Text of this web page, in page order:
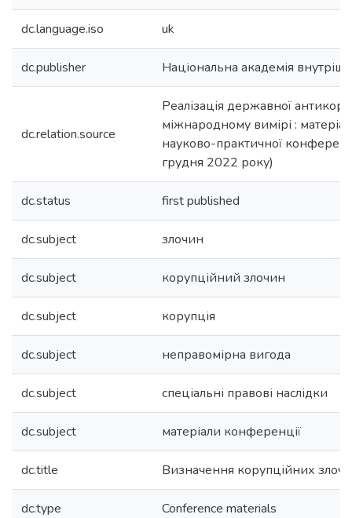
dc.language.iso uk
dc.publisher Національна академія
dc.relation.source
Реалізація державної
міжнародному вимірі :
науково-практичної
грудня 2022 року)
dc.status first published
dc.subject злочин
dc.subject корупційний злочин
dc.subject корупція
dc.subject неправомірна вигода
dc.subject спеціальні правові наслідки
dc.subject матеріали конференції
dc.title Визначення корупційних
dc.type Conference materials